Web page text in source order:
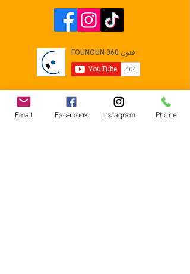
Email Facebook Instagram Phone